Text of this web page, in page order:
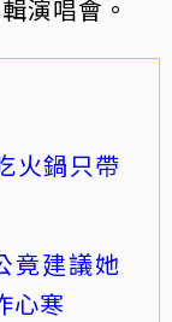
演唱會。
火鍋只帶
竟建議她
心寒